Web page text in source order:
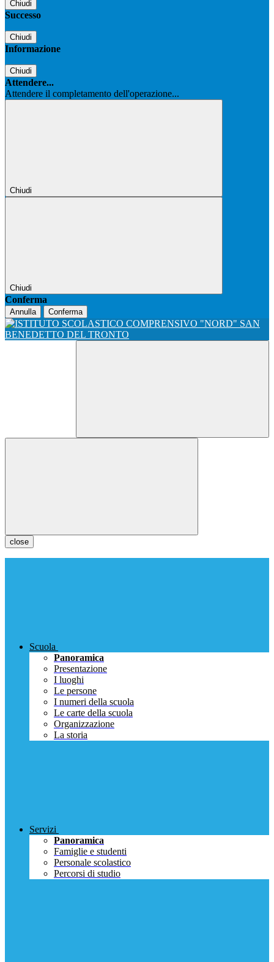
Chiudi
Successo
Chiudi
Informazione
Chiudi
Attendere...
Attendere il completamento dell'operazione...
Chiudi
Chiudi
Conferma
Annulla Conferma
close
Scuola
Panoramica
Presentazione
I luoghi
Le persone
I numeri della scuola
Le carte della scuola
Organizzazione
La storia
Servizi
Panoramica
Famiglie e studenti
Personale scolastico
Percorsi di studio